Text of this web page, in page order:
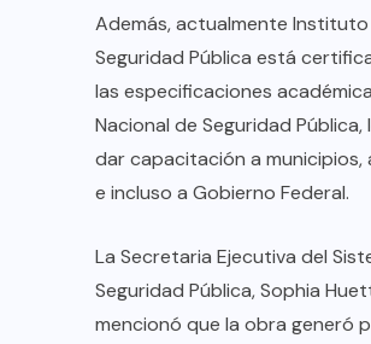
Además, actualmente
Seguridad Pública está
las especificaciones
Nacional de Seguridad
dar capacitación a
e incluso a Gobierno Federal.
La Secretaria Ejecutiva del
Seguridad Pública, Sophia
mencionó que la obra generó